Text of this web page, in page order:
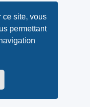
ce site, vous
permettant